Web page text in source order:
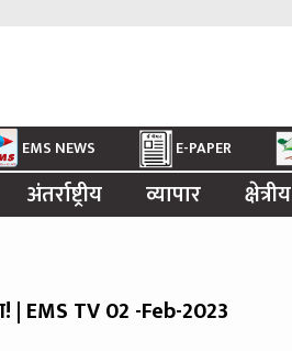
EMS NEWS E-PAPER
अंतर्राष्ट्रीय व्यापार क्षेत्रीय
EMS TV 02 -Feb-2023